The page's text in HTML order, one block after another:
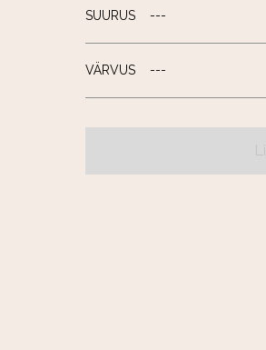
SUURUS
VÄRVUS